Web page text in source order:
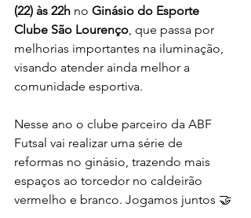
(22) às 22h no Ginásio do Esporte
Clube São Lourenço, que passa por
melhorias importantes na iluminação,
visando atender ainda melhor a
comunidade esportiva.
Nesse ano o clube parceiro da ABF
Futsal vai realizar uma série de
reformas no ginásio, trazendo mais
espaços ao torcedor no caldeirão
vermelho e branco. Jogamos juntos 🤝